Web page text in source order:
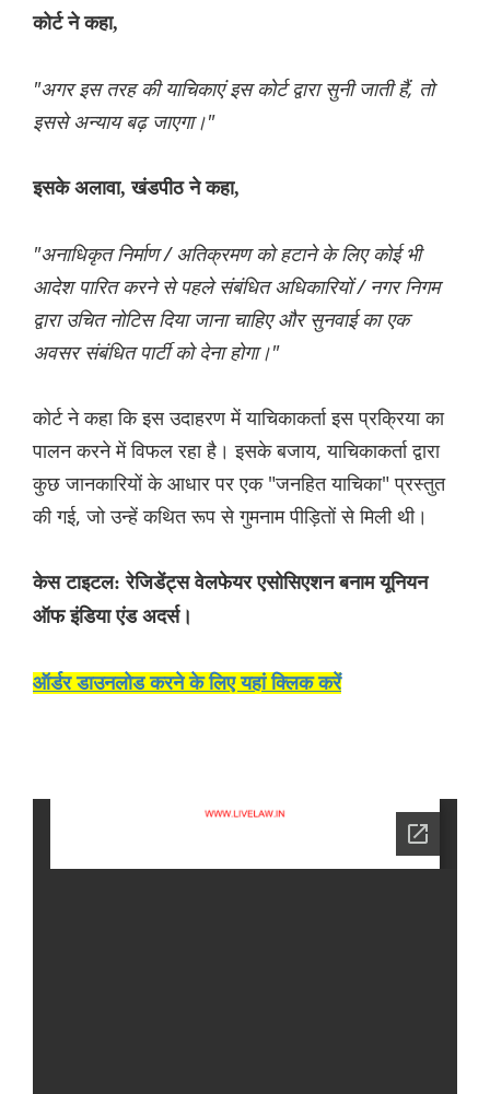
कोर्ट ने कहा,
"अगर इस तरह की याचिकाएं इस कोर्ट द्वारा सुनी जाती हैं, तो
इससे अन्याय बढ़ जाएगा।"
इसके अलावा, खंडपीठ ने कहा,
"अनाधिकृत निर्माण / अतिक्रमण को हटाने के लिए कोई भी
आदेश पारित करने से पहले संबंधित अधिकारियों / नगर निगम
द्वारा उचित नोटिस दिया जाना चाहिए और सुनवाई का एक
अवसर संबंधित पार्टी को देना होगा।"
कोर्ट ने कहा कि इस उदाहरण में याचिकाकर्ता इस प्रक्रिया का
पालन करने में विफल रहा है। इसके बजाय, याचिकाकर्ता द्वारा
कुछ जानकारियों के आधार पर एक "जनहित याचिका" प्रस्तुत
की गई, जो उन्हें कथित रूप से गुमनाम पीड़ितों से मिली थी।
केस टाइटल: रेजिडेंट्स वेलफेयर एसोसिएशन बनाम यूनियन
ऑफ इंडिया एंड अदर्स।
ऑर्डर डाउनलोड करने के लिए यहां क्लिक करें